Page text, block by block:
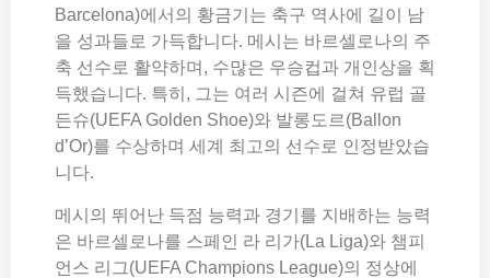
Barcelona)에서의 황금기는 축구 역사에 길이 남
을 성과들로 가득합니다. 메시는 바르셀로나의 주
축 선수로 활약하며, 수많은 우승컵과 개인상을 획
득했습니다. 특히, 그는 여러 시즌에 걸쳐 유럽 골
든슈(UEFA Golden Shoe)와 발롱도르(Ballon
d’Or)를 수상하며 세계 최고의 선수로 인정받았습
니다.
메시의 뛰어난 득점 능력과 경기를 지배하는 능력
은 바르셀로나를 스페인 라 리가(La Liga)와 챔피
언스 리그(UEFA Champions League)의 정상에